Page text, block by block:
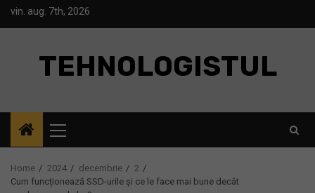
Skipvin. aug. 7th, 2026
TEHNOLOGISTUL
Menu
Home 2024 decembrie
2
Cum funcționează SSD-urile și ce le face mai bune decât